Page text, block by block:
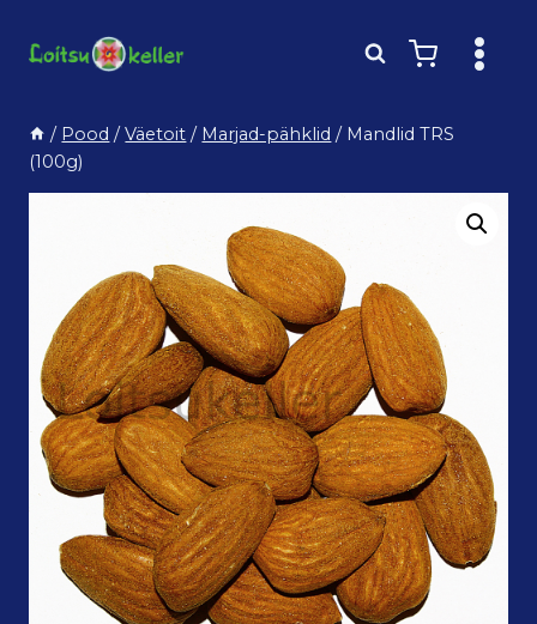
/ Pood / Väetoit / Marjad-pähklid / Mandlid TRS
(100g)